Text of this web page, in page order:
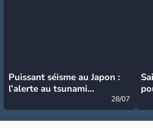
Puissant séisme au Japon :
l’alerte au tsunami
28/07